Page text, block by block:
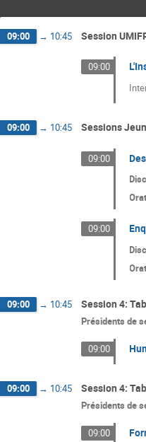
09:00 → 10:45 Session
09:00
09:00 → 10:45 Sessions
09:00
09:00
09:00 → 10:45 Session 4:
Présidents de
09:00
09:00 → 10:45 Session 4:
Présidents de
09:00